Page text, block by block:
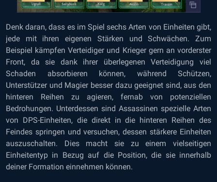
Denk daran, dass es im Spiel sechs Arten von Einheiten gibt,
jede mit ihren eigenen Stärken und Schwächen. Zum
Beispiel kämpfen Verteidiger und Krieger gern an vorderster
Front, da sie dank ihrer überlegenen Verteidigung viel
Schaden absorbieren können, während Schützen,
Unterstützer und Magier besser dazu geeignet sind, aus den
hinteren Reihen zu agieren, fernab von potenziellen
Bedrohungen. Unterdessen sind Assassinen spezielle Arten
von DPS-Einheiten, die direkt in die hinteren Reihen des
Feindes springen und versuchen, dessen stärkere Einheiten
auszuschalten. Dies macht sie zu einem vielseitigen
Einheitentyp in Bezug auf die Position, die sie innerhalb
deiner Formation einnehmen können.